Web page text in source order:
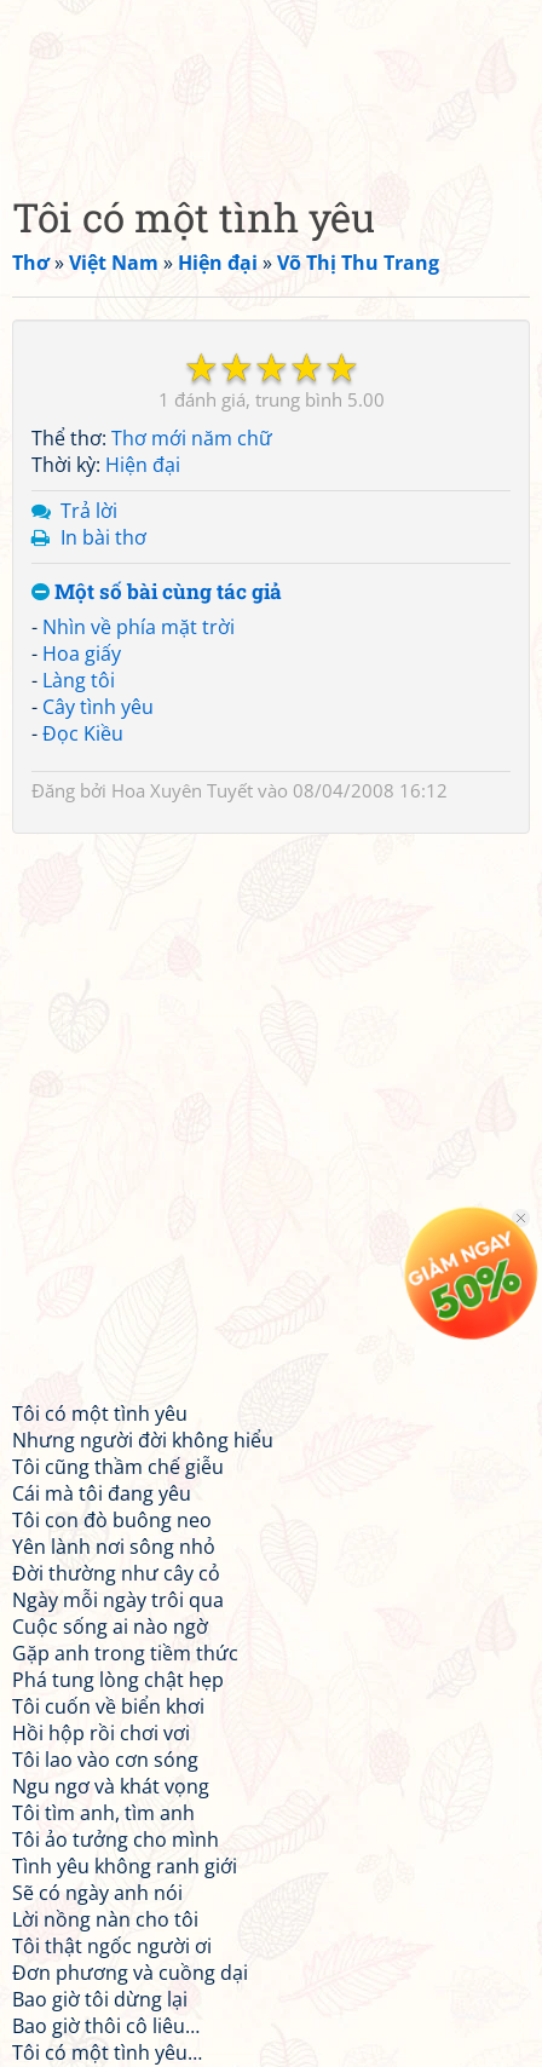
Tôi có một tình yêu
Thơ»Việt Nam » Hiện đại »Võ Thị Thu Trang
☆
☆
☆
☆
☆
1 5.00
Thể thơ: Thơ mới năm chữ
Thời kỳ: Hiện đại
Trả lời
In bài thơ
Một số bài cùng tác giả
- Nhìn về phía mặt trời
- Hoa giấy
- Làng tôi
- Cây tình yêu
-Đọc Kiều
Đăng bởi Hoa Xuyên Tuyết vào 08/04/2008 16:12
Tôi có một tình yêu
Nhưng người đời không hiểu
Tôi cũng thầm chế giễu
Cái mà tôi đang yêu
Tôi con đò buông neo
Yên lành nơi sông nhỏ
Đời thường như cây cỏ
Ngày mỗi ngày trôi qua
Cuộc sống ai nào ngờ
Gặp anh trong tiềm thức
Phá tung lòng chật hẹp
Tôi cuốn về biển khơi
Hồi hộp rồi chơi vơi
Tôi lao vào cơn sóng
Ngu ngơ và khát vọng
Tôi tìm anh, tìm anh
Tôi ảo tưởng cho mình
Tình yêu không ranh giới
Sẽ có ngày anh nói
Lời nồng nàn cho tôi
Tôi thật ngốc người ơi
Đơn phương và cuồng dại
Bao giờ tôi dừng lại
Bao giờ thôi cô liêu…
Tôi có một tình yêu…